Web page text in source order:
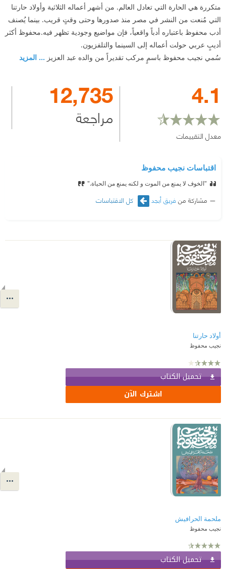
متكررة هي الحارة التي تعادل العالم. من أشهر أعماله الثلاثية وأولاد حارتنا
التي مُنعت من النشر في مصر منذ صدورها وحتى وقتٍ قريب. بينما يُصنف
أدب محفوظ باعتباره أدباً واقعياً، فإن مواضيع وجودية تظهر فيه.محفوظ أكثر
أديبٍ عربي حولت أعماله إلى السينما والتلفزيون.
سُمي نجيب محفوظ باسمٍ مركب تقديراً من والده عبد العزيز ... المزيد
4.1
معدل التقييمات
12,735
مراجعة
اقتباسات نجيب محفوظ
"الخوف لا يمنع من الموت و لكنه يمنع من الحياة."
مشاركة من فريق أبجد كل الاقتباسات
أولاد حارتنا
نجيب محفوظ
تحميل الكتاب
اشترك الآن
ملحمة الحرافيش
نجيب محفوظ
تحميل الكتاب